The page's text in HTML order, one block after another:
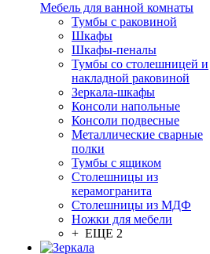
Мебель для ванной комнаты
Тумбы с раковиной
Шкафы
Шкафы-пеналы
Тумбы со столешницей и
накладной раковиной
Зеркала-шкафы
Консоли напольные
Консоли подвесные
Металлические сварные
полки
Тумбы с ящиком
Столешницы из
керамогранита
Столешницы из МДФ
Ножки для мебели
+ ЕЩЕ 2